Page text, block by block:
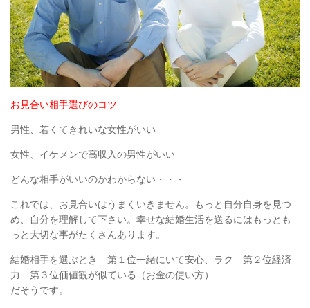
お見合い相手選びのコツ
男性、若くてきれいな女性がいい
女性、イケメンで高収入の男性がいい
どんな相手がいいのかわからない・・・
これでは、お見合いはうまくいきません。もっと自分自身を見つ
め、自分を理解して下さい。幸せな結婚生活を送るにはもっとも
っと大切な事がたくさんあります。
結婚相手を選ぶとき 第１位一緒にいて安心、ラク 第２位経済
力 第３位価値観が似ている（お金の使い方）
だそうです。